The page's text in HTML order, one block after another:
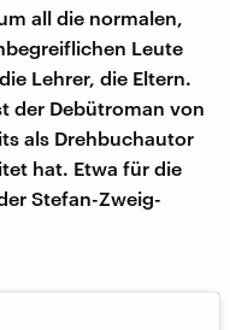
all die normalen,
Leute
Lehrer, die Eltern.
der Debütroman von
als Drehbuchautor
hat. Etwa für die
Stefan-Zweig-